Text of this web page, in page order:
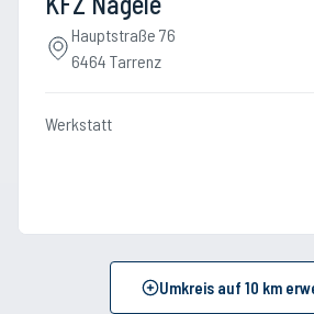
Hauptstraße 76
6464 Tarrenz
Werkstatt
Umkreis auf 10 km